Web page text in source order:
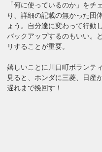
「何に使っているのか」をチ
り、詳細の記載の無かった団
ょう。自分達に変わって行動
バックアップするのもいい。
リすることが重要。
嬉しいことに川口町ボランテ
見ると、ホンダに三菱、日産
遅れまで挽回す！